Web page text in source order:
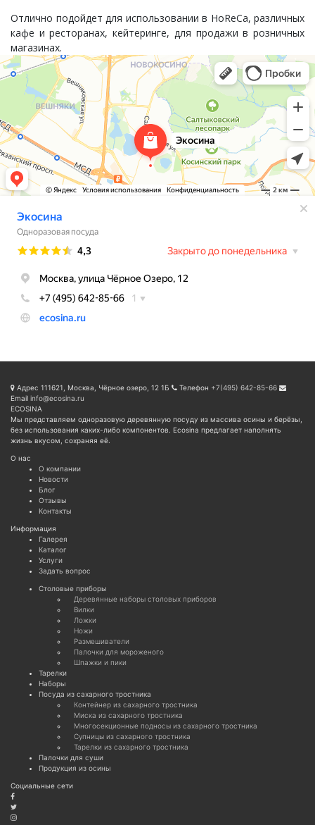
Отлично подойдет для использовании в HoReCa, различных
кафе и ресторанах, кейтеринге, для продажи в розничных
магазинах.
Адрес 111621, Москва, Чёрное озеро, 12 1Б Телефон +7(495) 642-85-66
Email info@ecosina.ru
ECOSINA
Мы представляем одноразовую деревянную посуду из массива осины и берёзы,
без использования каких-либо компонентов. Ecosina предлагает наполнять
жизнь вкусом, сохраняя её.
О нас
О компании
Новости
Блог
Отзывы
Контакты
Информация
Галерея
Каталог
Услуги
Задать вопрос
Cтоловые приборы
Деревянные наборы столовых приборов
Вилки
Ложки
Ножи
Размешиватели
Палочки для мороженого
Шпажки и пики
Тарелки
Наборы
Посуда из сахарного тростника
Контейнер из сахарного тростника
Миска из сахарного тростника
Многосекционные подносы из сахарного тростника
Супницы из сахарного тростника
Тарелки из сахарного тростника
Палочки для суши
Продукция из осины
Социальные сети